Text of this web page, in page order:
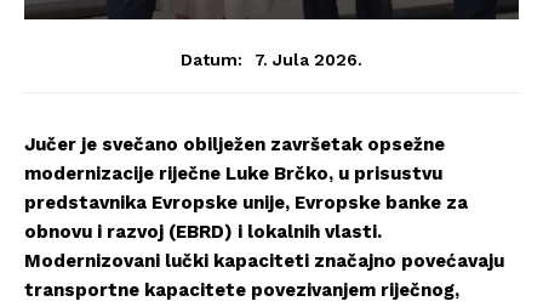
Datum: 7. Jula 2026.
Jučer je svečano obilježen završetak opsežne
modernizacije riječne Luke Brčko, u prisustvu
predstavnika Evropske unije, Evropske banke za
obnovu i razvoj (EBRD) i lokalnih vlasti.
Modernizovani lučki kapaciteti značajno povećavaju
transportne kapacitete povezivanjem riječnog,